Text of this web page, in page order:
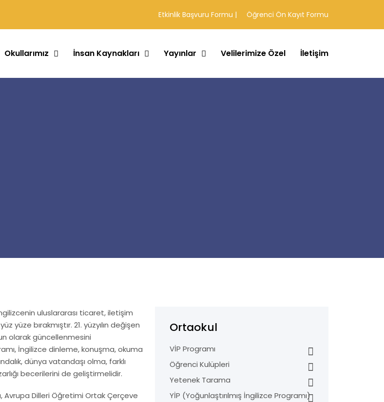
Etkinlik Başvuru Formu | Öğrenci Ön Kayıt Formu
Okullarımız İnsan Kaynakları Yayınlar Velilerimize Özel İletişim
uluslararası ticaret, iletişim
bırakmıştır. 21. yüzyılın değişen
olarak güncellenmesini
İngilizce dinleme, konuşma, okuma
dünya vatandaşı olma, farklı
becerilerini de geliştirmelidir.
Avrupa Dilleri Öğretimi Ortak Çerçeve
Ortaokul
VİP Programı
Öğrenci Kulüpleri
Yetenek Tarama
YİP (Yoğunlaştırılmış İngilizce Programı)